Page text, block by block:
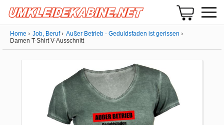
Home Job, Beruf
Außer Betrieb - Geduldsfaden ist gerissen
Damen T-Shirt V-Ausschnitt